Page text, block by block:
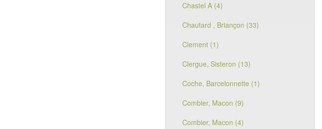
Chastel A (4)
Chautard , Briançon (33)
Clement (1)
Clergue, Sisteron (13)
Coche, Barcelonnette (1)
Combier, Macon (9)
Combier, Macon (4)